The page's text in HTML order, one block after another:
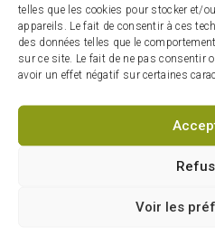
telles que les cookies pour stocker et/
appareils. Le fait de consentir à ces
des données telles que le
sur ce site. Le fait de ne pas consentir
avoir un effet négatif sur certaines
Voir les
complètes, veuillez
MRC de La Vallée-du-